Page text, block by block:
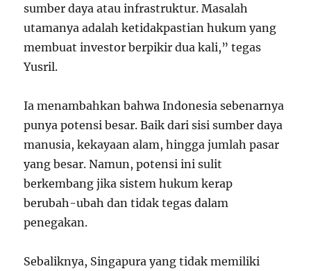
sumber daya atau infrastruktur. Masalah
utamanya adalah ketidakpastian hukum yang
membuat investor berpikir dua kali,” tegas
Yusril.
Ia menambahkan bahwa Indonesia sebenarnya
punya potensi besar. Baik dari sisi sumber daya
manusia, kekayaan alam, hingga jumlah pasar
yang besar. Namun, potensi ini sulit
berkembang jika sistem hukum kerap
berubah-ubah dan tidak tegas dalam
penegakan.
Sebaliknya, Singapura yang tidak memiliki